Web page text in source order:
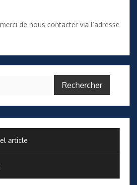
de nous contacter via l’adresse
article